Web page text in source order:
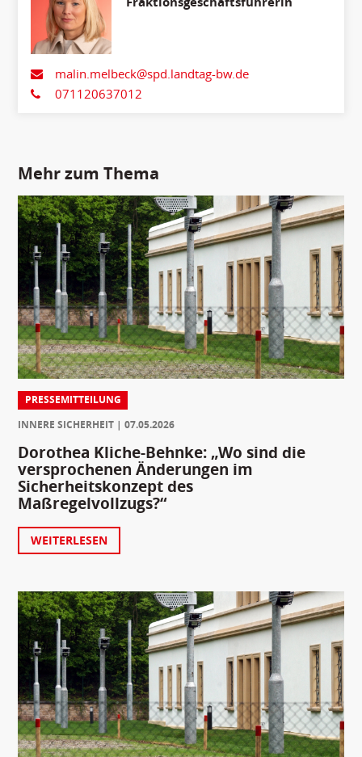
malin.melbeck@spd.landtag-bw.de
071120637012
Mehr zum Thema
PRESSEMITTEILUNG
INNERE SICHERHEIT
07.05.2026
Dorothea Kliche-Behnke: „Wo sind die
versprochenen Änderungen im
Sicherheitskonzept des
Maßregelvollzugs?“
WEITERLESEN